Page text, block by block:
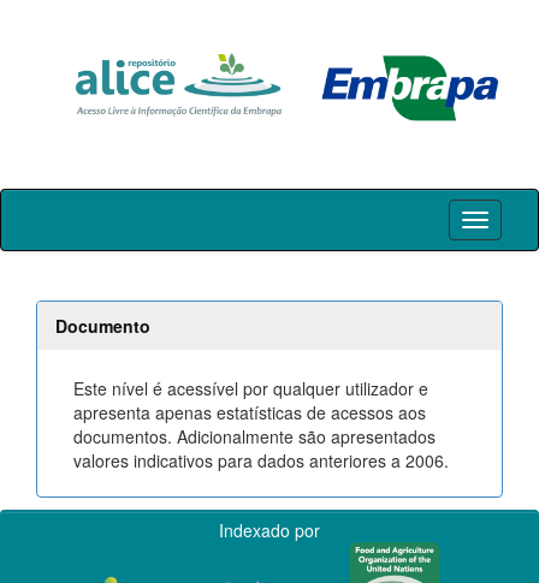
Skip
Documento
Este nível é acessível por qualquer utilizador e
apresenta apenas estatísticas de acessos aos
documentos. Adicionalmente são apresentados
valores indicativos para dados anteriores a 2006.
Indexado por